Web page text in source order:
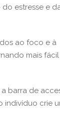
estresse e
ao foco e à
mais
barra de
indivíduo crie